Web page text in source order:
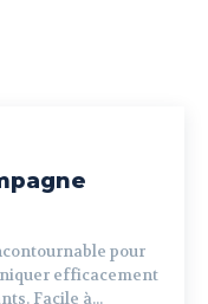
pour
efficacement
Facile à...